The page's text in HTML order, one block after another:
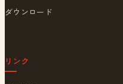
ダウンロード
リンク